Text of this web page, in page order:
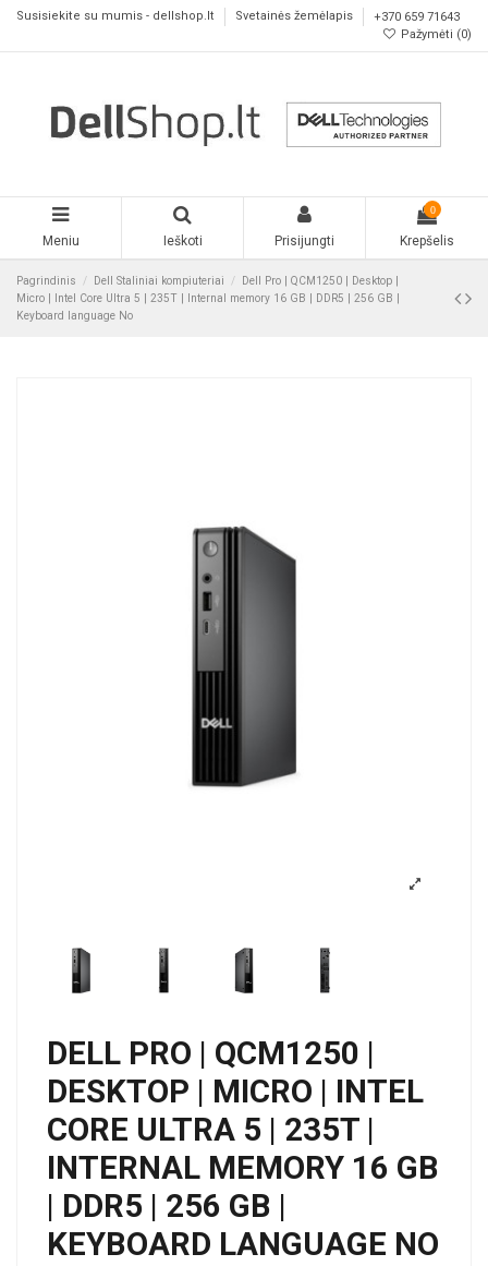
Susisiekite su mumis - dellshop.lt Svetainės žemėlapis
+370 659 71643
Pažymėti (0)
Meniu Ieškoti Prisijungti
0
Krepšelis
Pagrindinis Dell Staliniai kompiuteriai
Dell Pro | QCM1250 | Desktop |
Micro | Intel Core Ultra 5 | 235T | Internal memory 16 GB | DDR5 | 256 GB |
Keyboard language No
DELL PRO | QCM1250 |
DESKTOP | MICRO | INTEL
CORE ULTRA 5 | 235T |
INTERNAL MEMORY 16 GB
| DDR5 | 256 GB |
KEYBOARD LANGUAGE NO